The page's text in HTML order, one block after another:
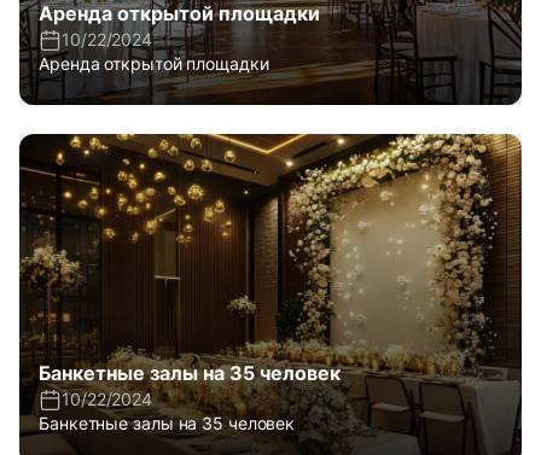
Аренда открытой площадки
10/22/2024
Аренда открытой площадки
Банкетные залы на 35 человек
10/22/2024
Банкетные залы на 35 человек